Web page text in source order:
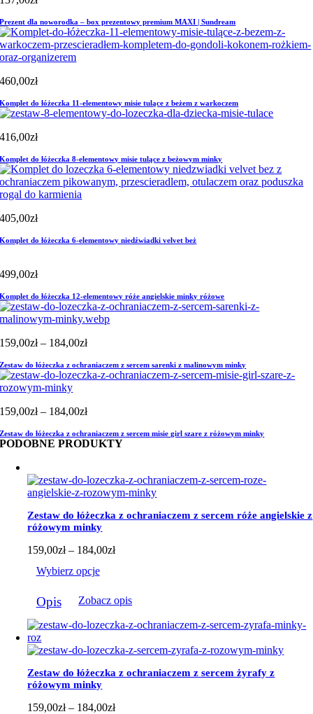
Prezent dla noworodka – box prezentowy premium MAXI | Sundream
460,00zł
Komplet do łóżeczka 11-elementowy misie tulące z beżem z warkoczem
416,00zł
Komplet do łóżeczka 8-elementowy misie tulące z beżowym minky
405,00zł
Komplet do łóżeczka 6-elementowy niedźwiadki velvet beż
499,00zł
Komplet do łóżeczka 12-elementowy róże angielskie minky różowe
159,00zł – 184,00złZakres
od
159,00zł
Zestaw do łóżeczka z ochraniaczem z sercem sarenki z malinowym minky
159,00zł – 184,00złZakres
od
159,00zł
184,00zł
Zestaw do łóżeczka z ochraniaczem z sercem misie girl szare z różowym minky
PODOBNE PRODUKTY
Zestaw do łóżeczka z ochraniaczem z sercem róże angielskie z
różowym minky
159,00zł – 184,00złZakres
do
Wybierz opcje
produkt
ma
wiele
wariantów.
Opcje
można
wybrać
na
stronie
Opis Zobacz opis
Zestaw do łóżeczka z ochraniaczem z sercem żyrafy z
różowym minky
159,00zł – 184,00złZakres